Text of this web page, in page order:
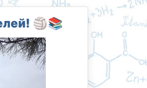
🏐📚